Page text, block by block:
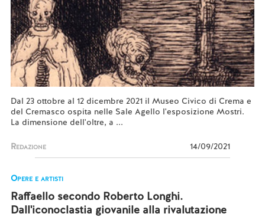
Dal 23 ottobre al 12 dicembre 2021 il Museo Civico di Crema e
del Cremasco ospita nelle Sale Agello l'esposizione Mostri.
La dimensione dell'oltre, a ...
Redazione 14/09/2021
Opere e artisti
Raffaello secondo Roberto Longhi.
Dall'iconoclastia giovanile alla rivalutazione